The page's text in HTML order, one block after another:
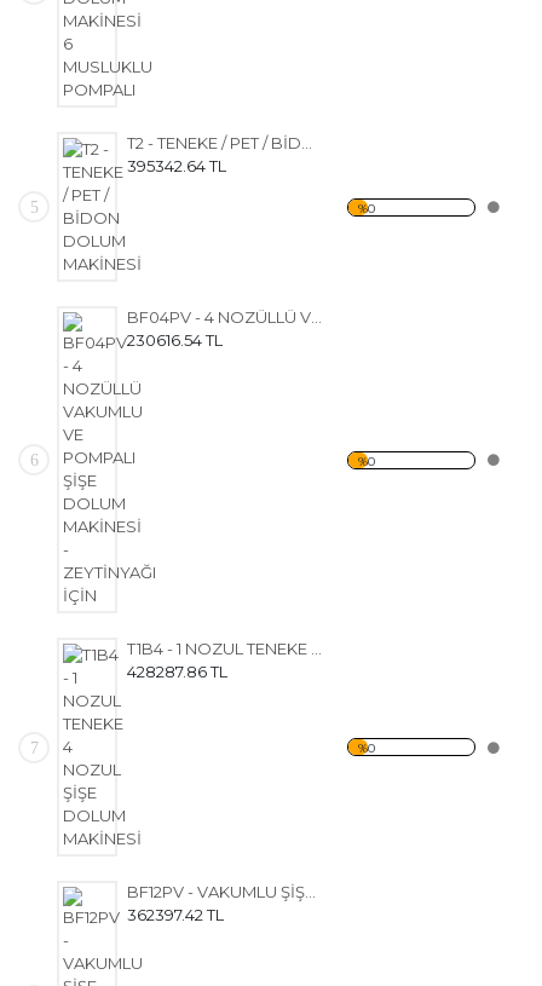
5
T2 - TENEKE / PET / BİDON DOLUM MAKİNESİ
395342.64 TL
%0
6
BF04PV - 4 NOZÜLLÜ VAKUMLU VE POMPALI ŞİŞE DOLUM MAKİNESİ - ZEYTİNYAĞI İÇİN
230616.54 TL
%0
7
T1B4 - 1 NOZUL TENEKE 4 NOZUL ŞİŞE DOLUM MAKİNESİ
428287.86 TL
%0
BF12PV - VAKUMLU ŞİŞE DOLUM MAKİNESİ 12 MUSLUKLU POMPALI
362397.42 TL